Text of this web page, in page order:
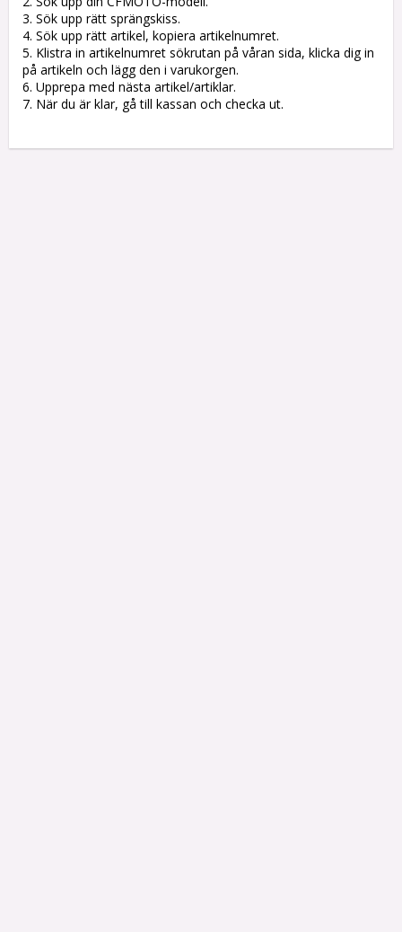
3. Sök upp rätt sprängskiss.
4. Sök upp rätt artikel, kopiera artikelnumret.
5. Klistra in artikelnumret sökrutan på våran sida, klicka dig in
på artikeln och lägg den i varukorgen.
6. Upprepa med nästa artikel/artiklar.
7. När du är klar, gå till kassan och checka ut.